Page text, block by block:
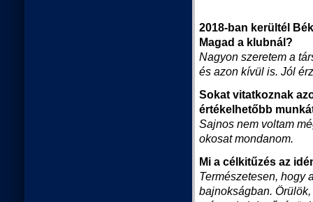
2018-ban kerültél
Magad a klubnál?
Nagyon szeretem a
és azon kívül is. Jól
Sokat vitatkoznak
értékelhetőbb
Sajnos nem voltam
okosat mondanom.
Mi a célkitűzés az
Természetesen, hogy
bajnokságban.